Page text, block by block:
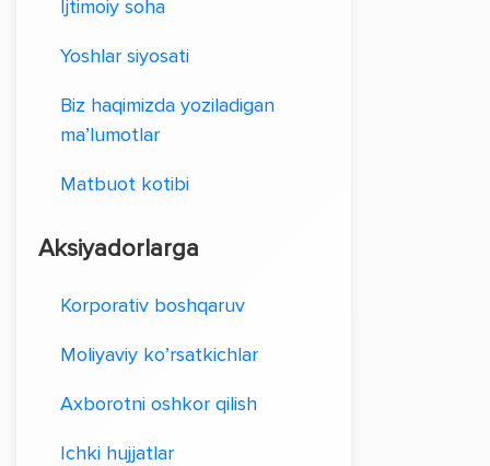
Ijtimoiy soha
Yoshlar siyosati
Biz haqimizda yoziladigan
ma’lumotlar
Matbuot kotibi
Aksiyadorlarga
Korporativ boshqaruv
Moliyaviy ko’rsatkichlar
Axborotni oshkor qilish
Ichki hujjatlar